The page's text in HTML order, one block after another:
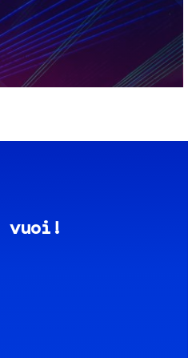
vuoi!